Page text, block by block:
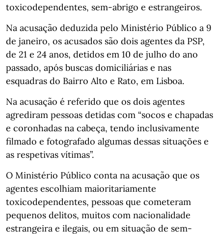
toxicodependentes, sem-abrigo e estrangeiros.
Na acusação deduzida pelo Ministério Público a 9
de janeiro, os acusados são dois agentes da PSP,
de 21 e 24 anos, detidos em 10 de julho do ano
passado, após buscas domiciliárias e nas
esquadras do Bairro Alto e Rato, em Lisboa.
Na acusação é referido que os dois agentes
agrediram pessoas detidas com “socos e chapadas
e coronhadas na cabeça, tendo inclusivamente
filmado e fotografado algumas dessas situações e
as respetivas vítimas”.
O Ministério Público conta na acusação que os
agentes escolhiam maioritariamente
toxicodependentes, pessoas que cometeram
pequenos delitos, muitos com nacionalidade
estrangeira e ilegais, ou em situação de sem-